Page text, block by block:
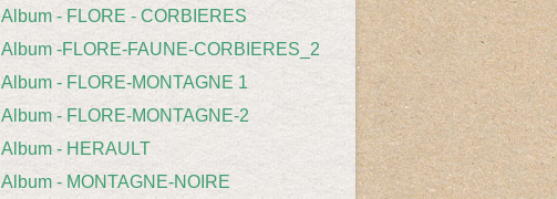
Album - FLORE - CORBIERES
Album -FLORE-FAUNE-CORBIERES_2
Album - FLORE-MONTAGNE 1
Album - FLORE-MONTAGNE-2
Album - HERAULT
Album - MONTAGNE-NOIRE